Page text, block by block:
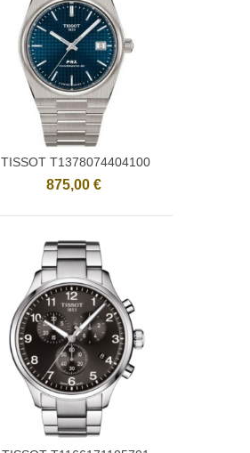
Ajouter
TISSOT T1378074404100
875,00 €